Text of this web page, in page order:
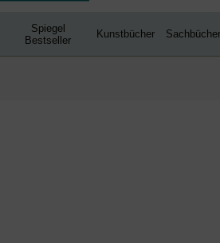
Spiegel
Bestseller
Kunstbücher Sachbücher